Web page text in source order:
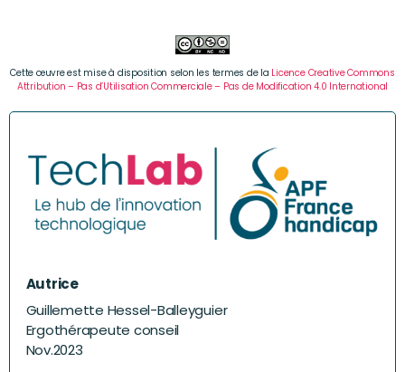
Cette œuvre est mise à disposition selon les termes de la Licence Creative Commons
Attribution – Pas d’Utilisation Commerciale – Pas de Modification 4.0 International
Autrice
Guillemette Hessel-Balleyguier
Ergothérapeute conseil
Nov.2023